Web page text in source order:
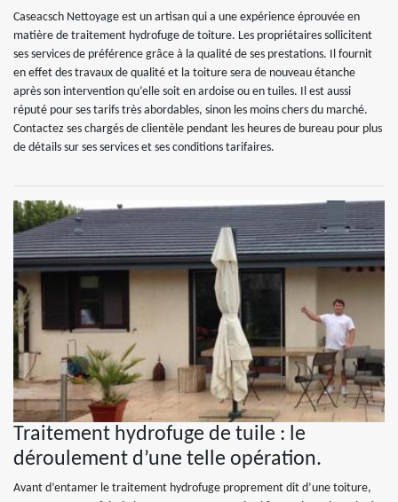
Caseacsch Nettoyage est un artisan qui a une expérience éprouvée en
matière de traitement hydrofuge de toiture. Les propriétaires sollicitent
ses services de préférence grâce à la qualité de ses prestations. Il fournit
en effet des travaux de qualité et la toiture sera de nouveau étanche
après son intervention qu’elle soit en ardoise ou en tuiles. Il est aussi
réputé pour ses tarifs très abordables, sinon les moins chers du marché.
Contactez ses chargés de clientèle pendant les heures de bureau pour plus
de détails sur ses services et ses conditions tarifaires.
Traitement hydrofuge de tuile : le
déroulement d’une telle opération.
Avant d’entamer le traitement hydrofuge proprement dit d’une toiture,